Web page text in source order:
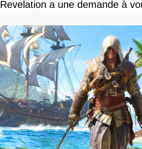
Revelation a une demande à